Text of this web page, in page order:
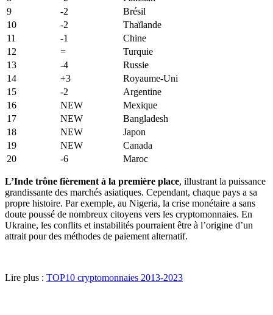
9
-2
Brésil
10
-2
Thaïlande
11
-1
Chine
12
=
Turquie
13
-4
Russie
14
+3
Royaume-Uni
15
-2
Argentine
16
NEW
Mexique
17
NEW
Bangladesh
18
NEW
Japon
19
NEW
Canada
20
-6 Maroc
L’Inde trône fièrement à la première place, illustrant la puissance
grandissante des marchés asiatiques. Cependant, chaque pays a sa
propre histoire. Par exemple, au Nigeria, la crise monétaire a sans
doute poussé de nombreux citoyens vers les cryptomonnaies. En
Ukraine, les conflits et instabilités pourraient être à l’origine d’un
attrait pour des méthodes de paiement alternatif.
Lire plus : TOP10 cryptomonnaies 2013-2023